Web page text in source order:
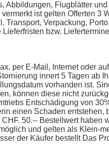
Abbildungen, Flugblätter
ist gelten Offerten 3
Transport, Verpackung,
bzw.
per E-Mail, Internet oder
innert 5 Tagen ab
vorhanden ist.
können diese nicht
Entschädigung von
einen Schaden entstehen,
50.-- Bestellwert haben
und gelten als Klein-
der Käufer bestellt Das